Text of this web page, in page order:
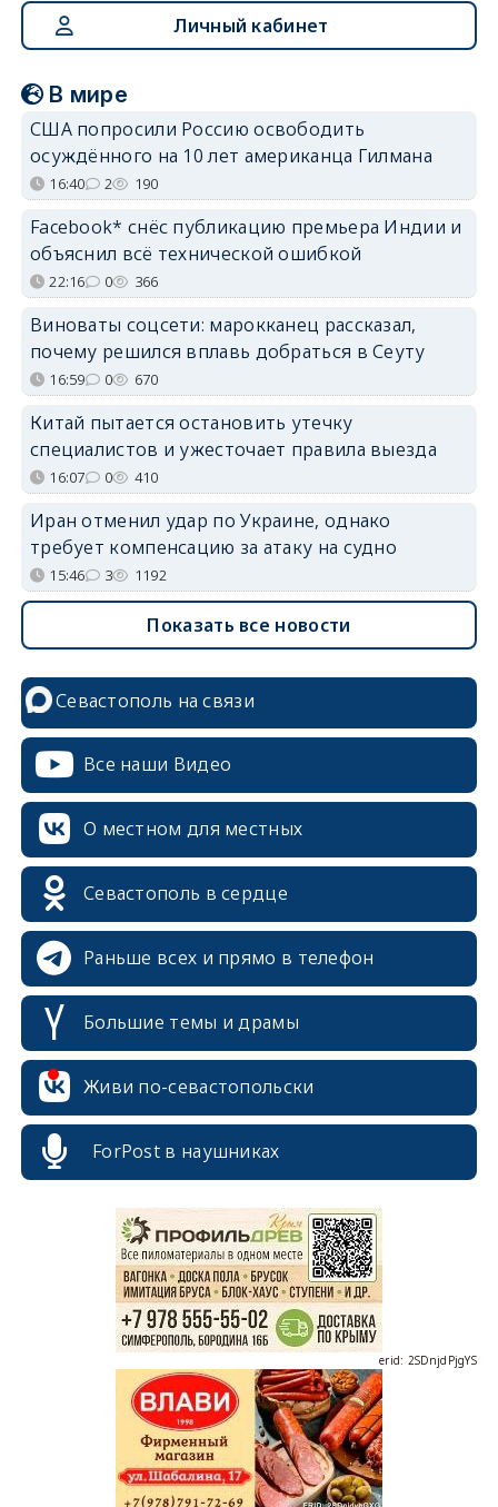
Личный кабинет
В мире
США попросили Россию освободить
осуждённого на 10 лет американца Гилмана
16:40 2 190
Facebook* снёс публикацию премьера Индии и
объяснил всё технической ошибкой
22:16 0 366
Виноваты соцсети: марокканец рассказал,
почему решился вплавь добраться в Сеуту
16:59 0 670
Китай пытается остановить утечку
специалистов и ужесточает правила выезда
16:07 0 410
Иран отменил удар по Украине, однако
требует компенсацию за атаку на судно
15:46 3 1192
Показать все новости
Севастополь на связи
Все наши Видео
О местном для местных
Севастополь в сердце
Раньше всех и прямо в телефон
Большие темы и драмы
Живи по-севастопольски
ForPost в наушниках
erid: 2SDnjdPjgYS
erid: 2SDnjdvhGXG